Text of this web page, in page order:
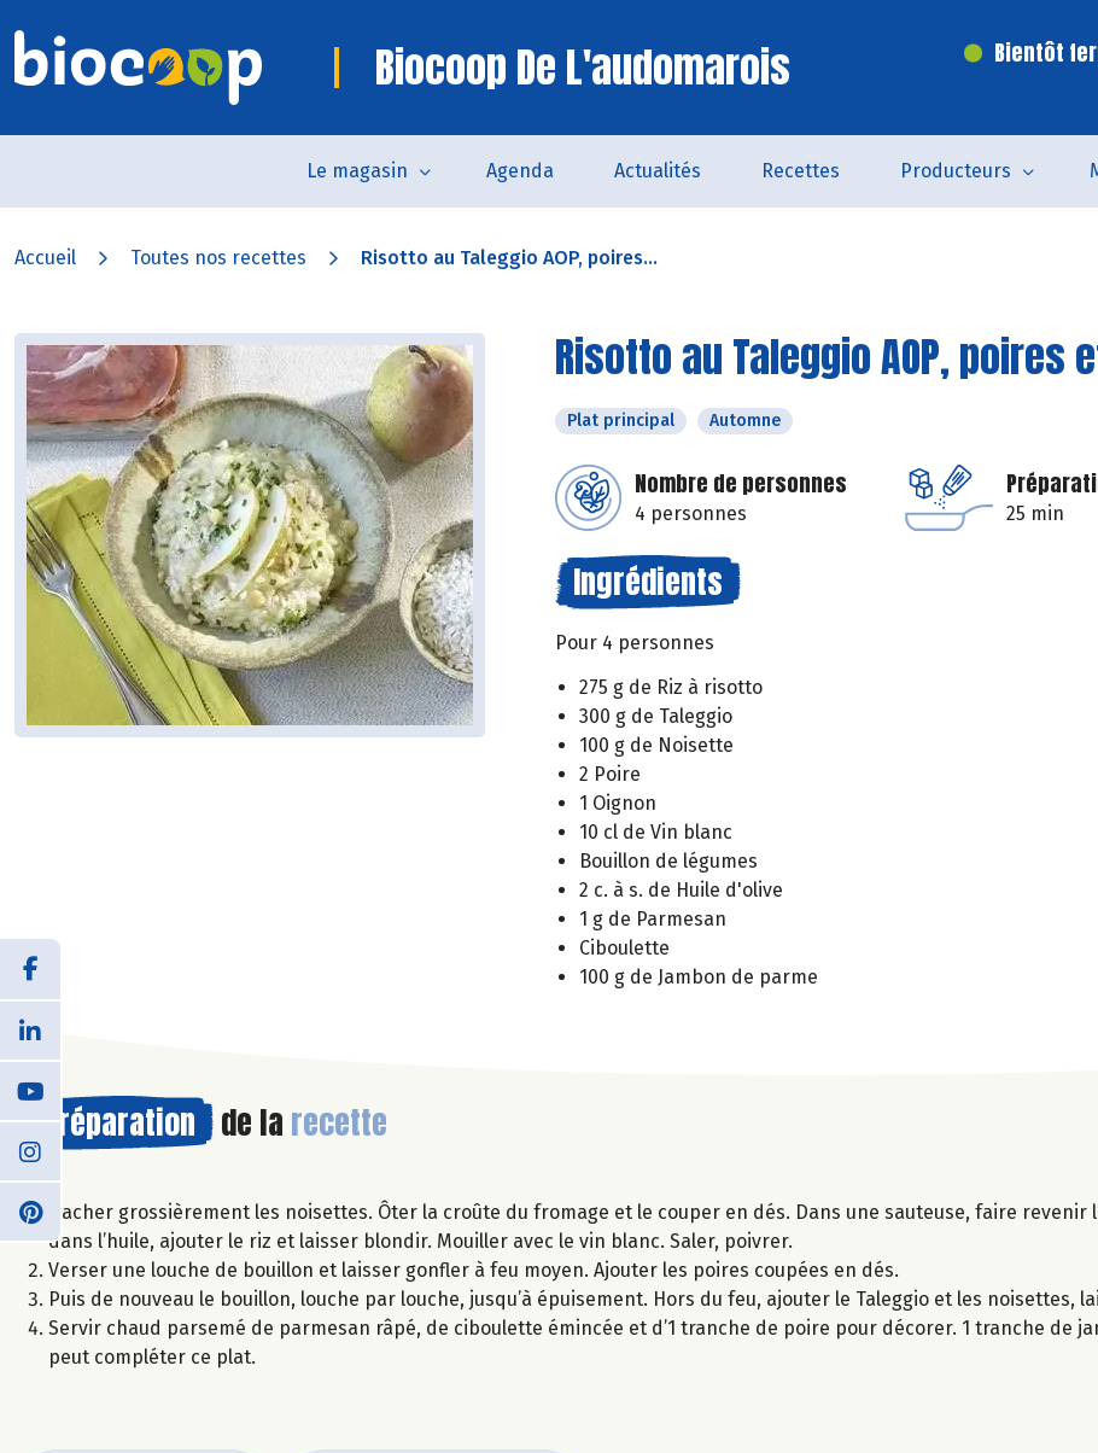
Biocoop De L'audomarois Bientôt
Le magasin Agenda Actualités Recettes Producteurs
Accueil Toutes nos recettes Risotto au Taleggio AOP, poires...
Risotto au Taleggio AOP, poires
Plat principal Automne
Nombre de personnes
4 personnes 25 min
Ingrédients
Pour 4 personnes
275 g de Riz à risotto
300 g de Taleggio
100 g de Noisette
2 Poire
1 Oignon
10 cl de Vin blanc
Bouillon de légumes
2 c. à s. de Huile d'olive
1 g de Parmesan
Ciboulette
100 g de Jambon de parme
Préparation de la recette
Hacher grossièrement les noisettes. Ôter la croûte du fromage et le couper en dés. Dans une sauteuse, faire revenir
dans l’huile, ajouter le riz et laisser blondir. Mouiller avec le vin blanc. Saler, poivrer.
Verser une louche de bouillon et laisser gonfler à feu moyen. Ajouter les poires coupées en dés.
Puis de nouveau le bouillon, louche par louche, jusqu’à épuisement. Hors du feu, ajouter le Taleggio et les noisettes,
Servir chaud parsemé de parmesan râpé, de ciboulette émincée et d’1 tranche de poire pour décorer. 1 tranche de
peut compléter ce plat.